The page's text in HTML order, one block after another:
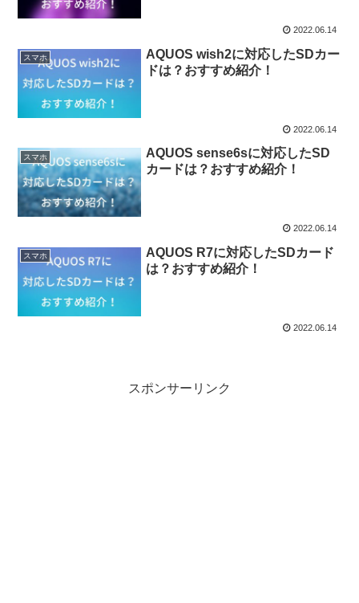
2022.06.14
スマホ
AQUOS wish2に対応したSDカー
ドは？おすすめ紹介！
2022.06.14
スマホ
AQUOS sense6sに対応したSD
カードは？おすすめ紹介！
2022.06.14
スマホ
AQUOS R7に対応したSDカード
は？おすすめ紹介！
2022.06.14
スポンサーリンク